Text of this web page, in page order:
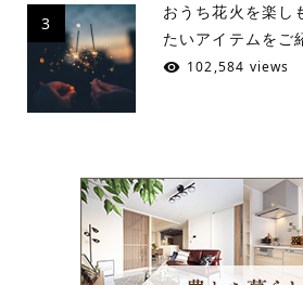
3
おうち花火を楽し
たいアイテムをご
102,584 views